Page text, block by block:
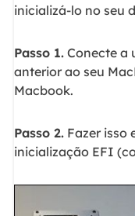
inicializá-lo no seu
Passo 1.Conecte a
anterior ao seu
Macbook.
Passo 2.Fazer isso
inicialização EFI